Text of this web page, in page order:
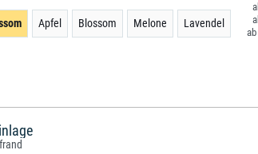
Apfel Blossom Melone Lavendel